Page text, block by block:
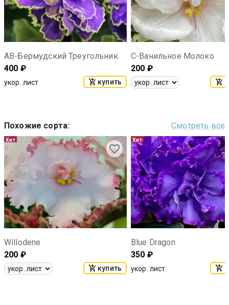
АВ-Бермудский Треугольник
400 ₽
укор. лист купить
С-Ванильное Молоко
200 ₽
Похожие сорта: Смотреть все
Хит
Willodene
200 ₽
купить
Хит
Blue Dragon
350 ₽
укор. лист